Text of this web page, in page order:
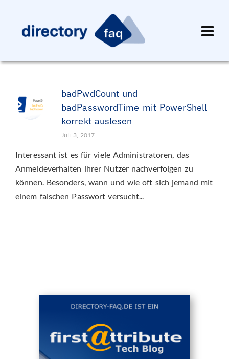
badPwdCount und
badPasswordTime mit PowerShell
korrekt auslesen
Juli 3, 2017
Interessant ist es für viele Administratoren, das
Anmeldeverhalten ihrer Nutzer nachverfolgen zu
können. Besonders, wann und wie oft sich jemand mit
einem falschen Passwort versucht...